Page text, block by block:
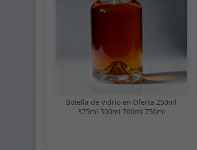
Botella de Vidrio en Oferta 250ml
375ml 500ml 700ml 750ml